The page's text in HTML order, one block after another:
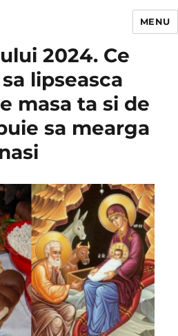
MENU
2024. Ce
lipseasca
masa ta si de
sa mearga